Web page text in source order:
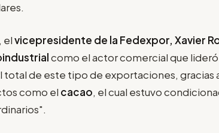
elvicepresidente de la Fedexpor, Xavier
como el actor comercial que
total de este tipo de exportaciones, gracias
como el cacao, el cual estuvo